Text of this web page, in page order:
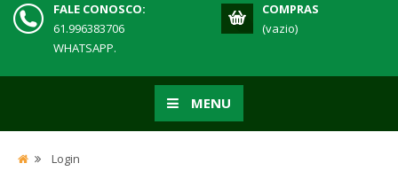
FALE CONOSCO:
61.996383706
WHATSAPP.
COMPRAS
(vazio)
MENU
Login